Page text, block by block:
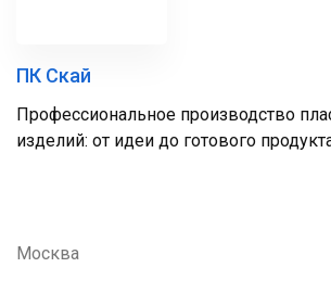
ПК Скай
Профессиональное производство
изделий: от идеи до готового
Москва